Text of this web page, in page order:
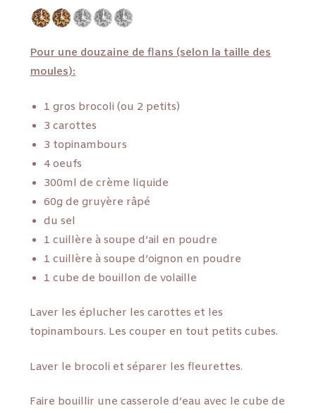
Pour une douzaine de flans (selon la taille des
moules):
1 gros brocoli (ou 2 petits)
3 carottes
3 topinambours
4 oeufs
300ml de crème liquide
60g de gruyère râpé
du sel
1 cuillère à soupe d’ail en poudre
1 cuillère à soupe d’oignon en poudre
1 cube de bouillon de volaille
Laver les éplucher les carottes et les
topinambours. Les couper en tout petits cubes.
Laver le brocoli et séparer les fleurettes.
Faire bouillir une casserole d’eau avec le cube de